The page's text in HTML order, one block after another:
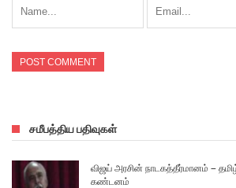
சமீபத்திய பதிவுகள்
விஜய் அரசின் நாடகத்தீர்மானம் –
கண்டனம்